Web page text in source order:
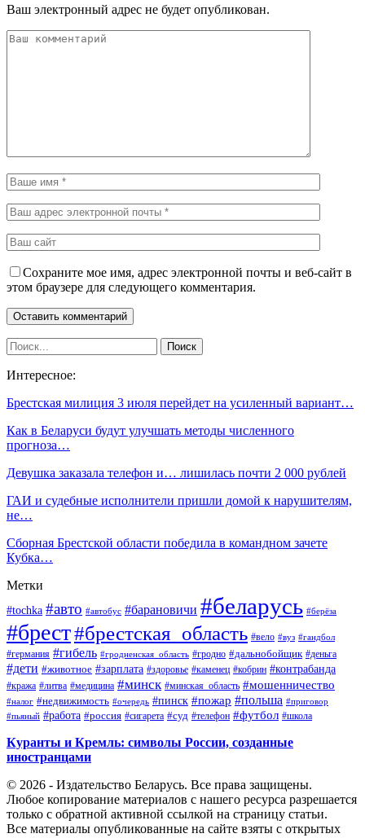
Ваш электронный адрес не будет опубликован.
Сохраните мое имя, адрес электронной почты и веб-сайт в
этом браузере для следующего комментария.
Интересное:
Брестская милиция 3 июля перейдет на усиленный вариант…
Как в Беларуси будут улучшать методы численного
прогноза…
Девушка заказала телефон и… лишилась почти 2 000 рублей
ГАИ и судебные исполнители пришли домой к нарушителям,
не…
Сборная Брестской области победила в командном зачете
Кубка…
Метки
#tochka #авто #автобус #барановичи #беларусь #берёза
#брест#брестская_область #вело #вуз #гандбол
#германия #гибель #гродненская_область #гродно #дальнобойщик #деньга
#дети #животное #зарплата #здоровье #каменец #кобрин #контрабанда
#кража #литва #медицина #минск #минская_область #мошенничество
#налог #недвижимость #очередь #пинск #пожар #польша #приговор
#пьяный #работа #россия #сигарета #суд #телефон #футбол #школа
Куранты и Кремль: символы России, созданные
иностранцами
© 2026 - Издательство Беларусь. Все права защищены.
Любое копирование материалов с нашего ресурса разрешается
только с обратной активной ссылкой на страницу статьи.
Все материалы опубликованные на сайте взяты с открытых